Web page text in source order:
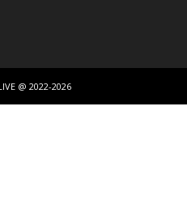
@ 2022-2026